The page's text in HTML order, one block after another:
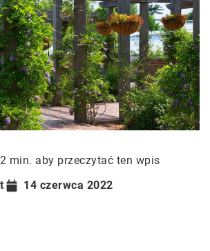
min. aby przeczytać ten wpis
14 czerwca 2022